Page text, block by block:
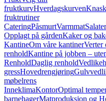
fruktkurvHverdagskurven
fruktrutiner
CateringPåsmurtVarmmatSalater
Opplagt på gårdenKaker og
KantineOm våre kantinerVerter
renholdKantine på jobben –
RenholdDaglig renhold
gressHovedrengjøring
møbelrens
InneklimaKontorOptimal
barnehagerMatproduksjon og